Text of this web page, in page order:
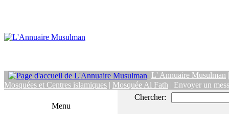
L' Annuaire Musulman
Mosquées et Centres islamiques | Mosquée Al Fath | Envoyer un
Menu
Chercher: